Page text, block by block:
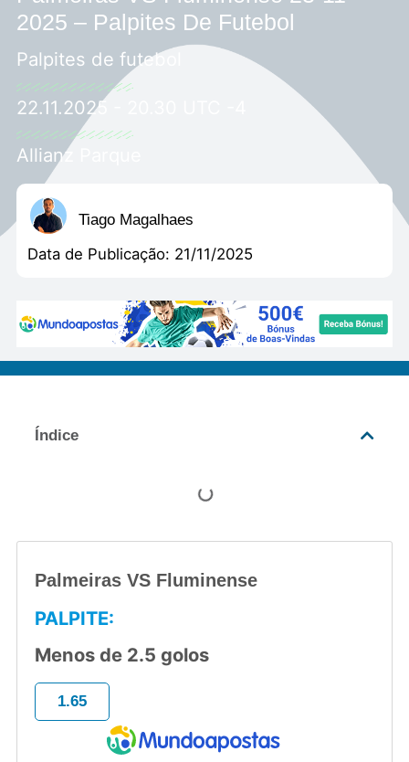
2025 – Palpites De Futebol
Palpites de futebol
22.11.2025 - 20.30 UTC -4
Allianz Parque
Tiago Magalhaes
Data de Publicação: 21/11/2025
Índice
Palmeiras VS Fluminense
PALPITE:
Menos de 2.5 golos
1.65